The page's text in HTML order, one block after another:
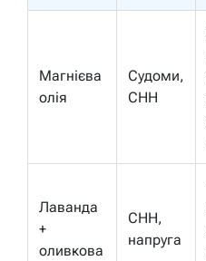
Магнієва
олія
Судоми,
СНН
Лаванда
+
оливкова
СНН,
напруга